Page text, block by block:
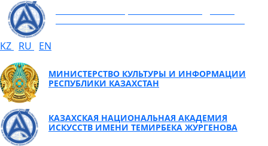
KZ RU EN
МИНИСТЕРСТВО КУЛЬТУРЫ И ИНФОРМАЦИИ
РЕСПУБЛИКИ КАЗАХСТАН
КАЗАХСКАЯ НАЦИОНАЛЬНАЯ АКАДЕМИЯ
ИСКУССТВ ИМЕНИ ТЕМИРБЕКА ЖУРГЕНОВА